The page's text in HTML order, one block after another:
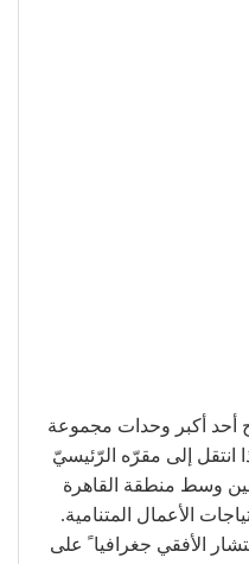
أحد أكبر وحدات مجموعة
انتقل إلى مقرّه الرّئيسيّ
وسط منطقة القاهرة
الأعمال المتنامية.
الأفقي جغرافياﹰ على